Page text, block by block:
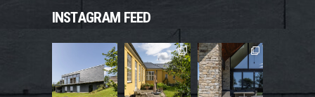
INSTAGRAM FEED